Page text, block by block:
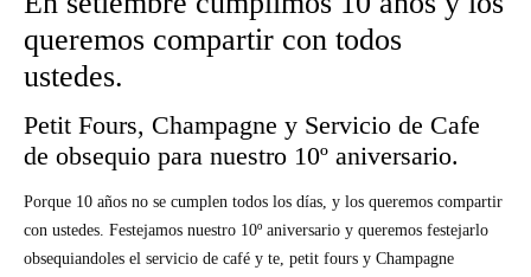
queremos compartir con todos
ustedes.
Petit Fours, Champagne y Servicio de Cafe
de obsequio para nuestro 10º aniversario.
Porque 10 años no se cumplen todos los días, y los queremos compartir
con ustedes. Festejamos nuestro 10º aniversario y queremos festejarlo
obsequiandoles el servicio de café y te, petit fours y Champagne